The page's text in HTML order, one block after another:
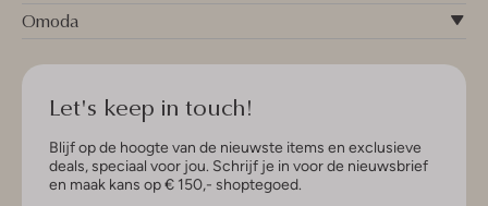
Omoda
Let's keep in touch!
Blijf op de hoogte van de nieuwste items en exclusieve
deals, speciaal voor jou. Schrijf je in voor de nieuwsbrief
en maak kans op € 150,- shoptegoed.